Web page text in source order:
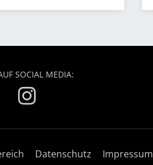
SOCIAL MEDIA:
Datenschutz Impressum